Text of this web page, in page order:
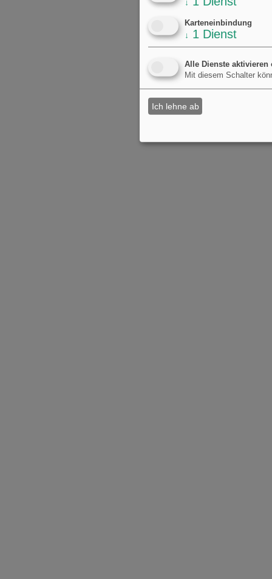
↓
Karteneinbindung
↓ 1 Dienst
Alle Dienste aktivieren
Mit diesem Schalter
Ich lehne ab